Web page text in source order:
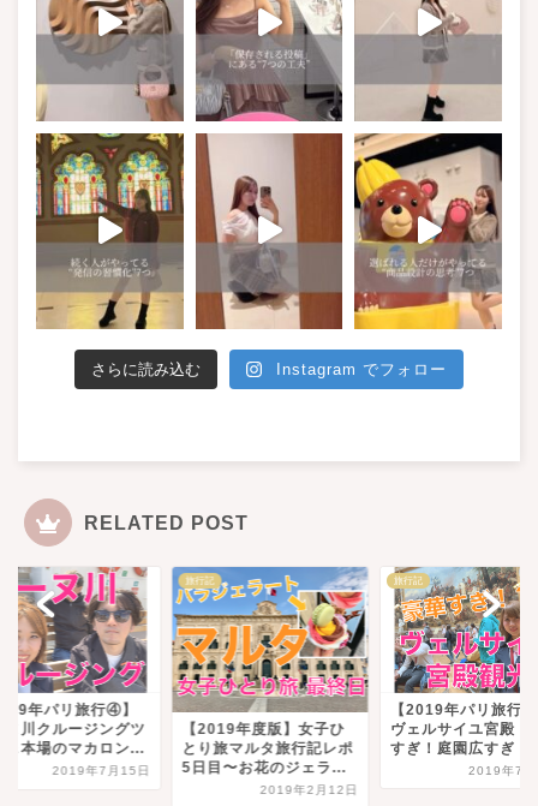
さらに読み込む Instagram でフォロー
RELATED POST
④】
グツ
ン...
月15日
旅行記
【2019年度版】女子ひ
とり旅マルタ旅行記レポ
5日目〜お花のジェラ...
2019年2月12日
旅行記
【2019年パリ旅行⑤】
ヴェルサイユ宮殿ド派手
すぎ！庭園広すぎ！写...
2019年7月23日
旅行記
【
セー
アー